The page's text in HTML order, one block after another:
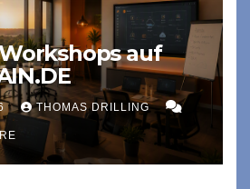
auf
THOMAS DRILLING